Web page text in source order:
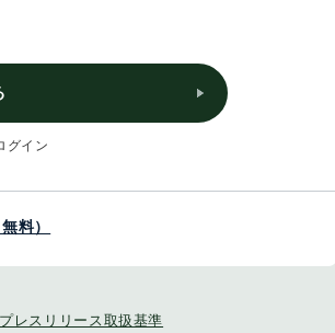
グイン
料）
プレスリリース取扱基準